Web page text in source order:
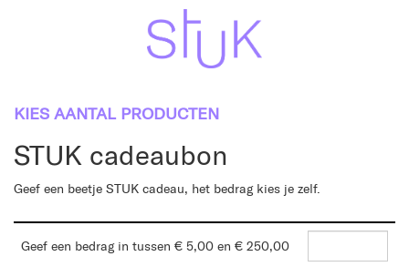
KIES AANTAL PRODUCTEN
STUK cadeaubon
Geef een beetje STUK cadeau, het bedrag kies je zelf.
Aantal
Geef een bedrag in tussen € 5,00 en € 250,00